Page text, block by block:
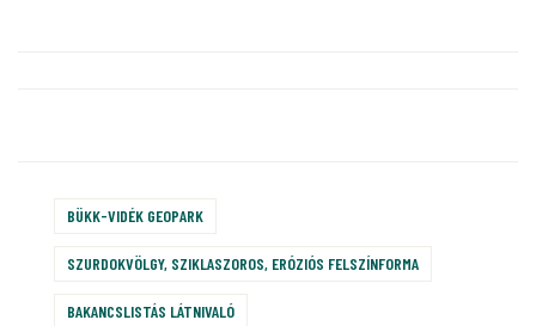
BÜKK-VIDÉK GEOPARK
SZURDOKVÖLGY, SZIKLASZOROS, ERÓZIÓS FELSZÍNFORMA
BAKANCSLISTÁS LÁTNIVALÓ